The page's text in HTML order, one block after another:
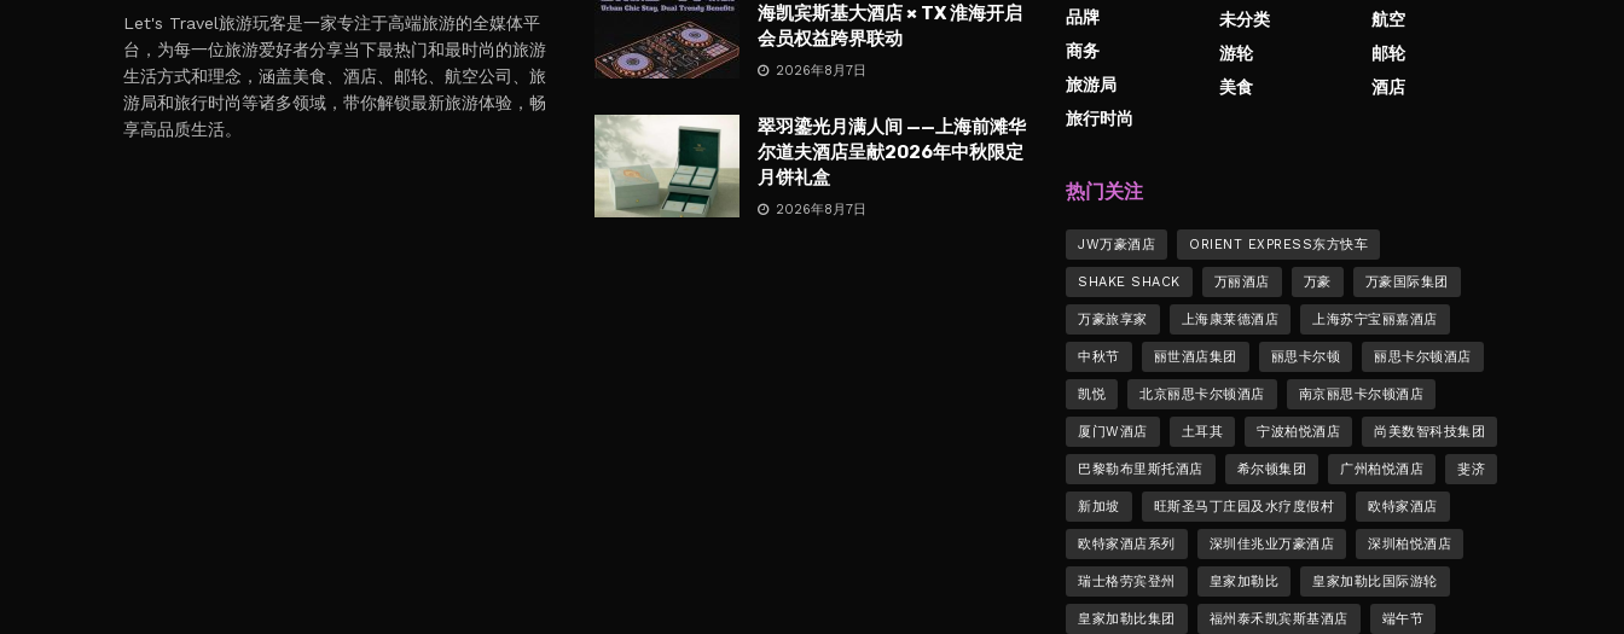
Let's Travel旅游玩客是一家专注于高端旅游的全媒体平
台，为每一位旅游爱好者分享当下最热门和最时尚的旅游
生活方式和理念，涵盖美食、酒店、邮轮、航空公司、旅
游局和旅行时尚等诸多领域，带你解锁最新旅游体验，畅
享高品质生活。
海凯宾斯基大酒店 × TX 淮海开启
会员权益跨界联动
2026年8月7日
翠羽鎏光月满人间 ——上海前滩华
尔道夫酒店呈献2026年中秋限定
月饼礼盒
2026年8月7日
品牌
商务
旅游局
旅行时尚
未分类
游轮
美食
航空
邮轮
酒店
热门关注
JW万豪酒店 ORIENT EXPRESS东方快车
SHAKE SHACK 万丽酒店 万豪 万豪国际集团
万豪旅享家 上海康莱德酒店 上海苏宁宝丽嘉酒店
中秋节 丽世酒店集团 丽思卡尔顿 丽思卡尔顿酒店
凯悦 北京丽思卡尔顿酒店 南京丽思卡尔顿酒店
厦门W酒店 土耳其 宁波柏悦酒店 尚美数智科技集团
巴黎勒布里斯托酒店 希尔顿集团 广州柏悦酒店 斐济
新加坡 旺斯圣马丁庄园及水疗度假村 欧特家酒店
欧特家酒店系列 深圳佳兆业万豪酒店 深圳柏悦酒店
瑞士格劳宾登州 皇家加勒比 皇家加勒比国际游轮
皇家加勒比集团 福州泰禾凯宾斯基酒店 端午节